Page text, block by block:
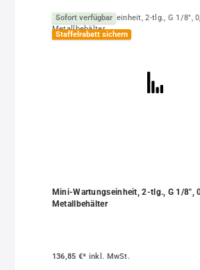
Sofort verfügbar
Staffelrabatt sichern
Mini-Wartungseinheit, 2-tlg., G 1/8",
Metallbehälter
136,85 €* inkl. MwSt.